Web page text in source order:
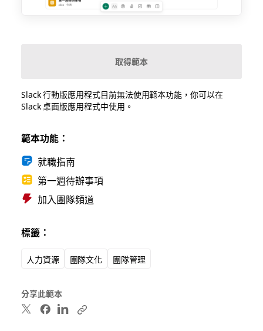
取得範本
Slack 行動版應用程式目前無法使用範本功能，你可以在
Slack 桌面版應用程式中使用。
範本功能：
就職指南
第一週待辦事項
加入團隊頻道
標籤：
人力資源 團隊文化 團隊管理
分享此範本